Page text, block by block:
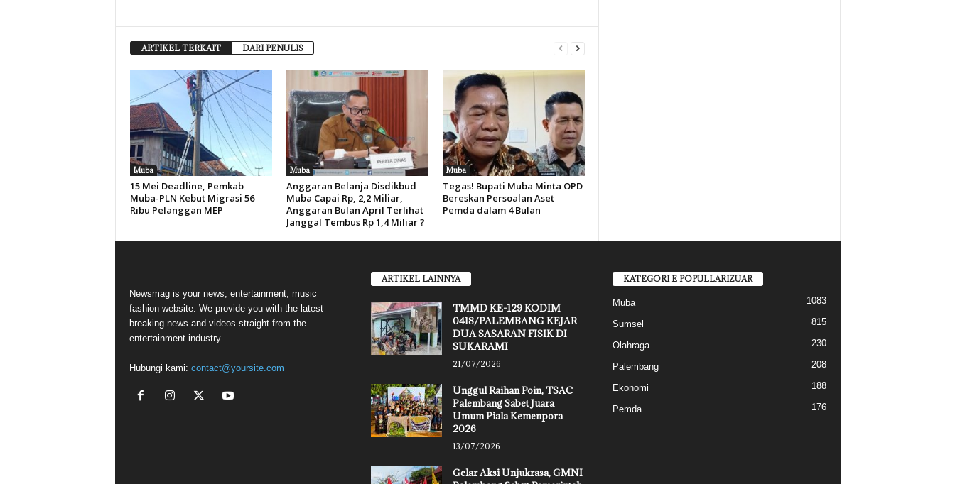
ARTIKEL TERKAIT DARI PENULIS
Muba
15 Mei Deadline, Pemkab
Muba-PLN Kebut Migrasi 56
Ribu Pelanggan MEP
Muba
Anggaran Belanja Disdikbud
Muba Capai Rp, 2,2 Miliar,
Anggaran Bulan April Terlihat
Janggal Tembus Rp 1,4 Miliar ?
Muba
Tegas! Bupati Muba Minta OPD
Bereskan Persoalan Aset
Pemda dalam 4 Bulan
Newsmag is your news, entertainment, music
fashion website. We provide you with the latest
breaking news and videos straight from the
entertainment industry.
Hubungi kami: contact@yoursite.com
ARTIKEL LAINNYA
TMMD KE-129 KODIM
0418/PALEMBANG KEJAR
DUA SASARAN FISIK DI
SUKARAMI
21/07/2026
Unggul Raihan Poin, TSAC
Palembang Sabet Juara
Umum Piala Kemenpora
2026
13/07/2026
Gelar Aksi Unjukrasa, GMNI
KATEGORI E POPULLARIZUAR
Muba 1083
Sumsel 815
Olahraga 230
Palembang 208
Ekonomi 188
Pemda 176